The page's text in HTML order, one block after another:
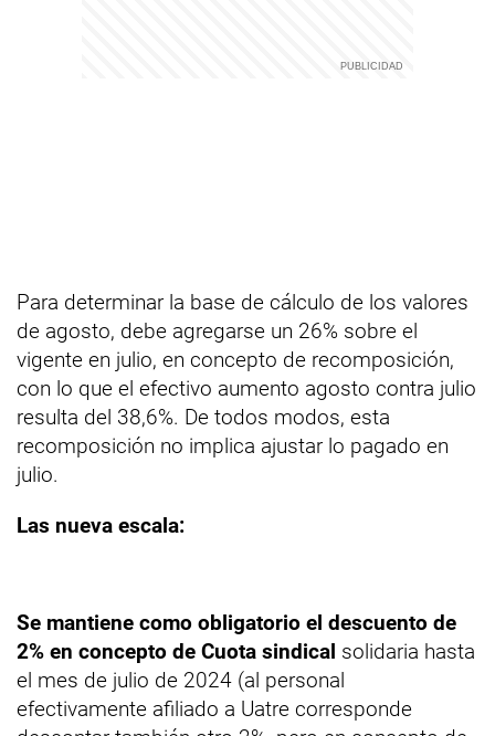
Para determinar la base de cálculo de los valores
de agosto, debe agregarse un 26% sobre el
vigente en julio, en concepto de recomposición,
con lo que el efectivo aumento agosto contra julio
resulta del 38,6%. De todos modos, esta
recomposición no implica ajustar lo pagado en
julio.
Las nueva escala:
Se mantiene como obligatorio el descuento de
2% en concepto de Cuota sindical solidaria hasta
el mes de julio de 2024 (al personal
efectivamente afiliado a Uatre corresponde